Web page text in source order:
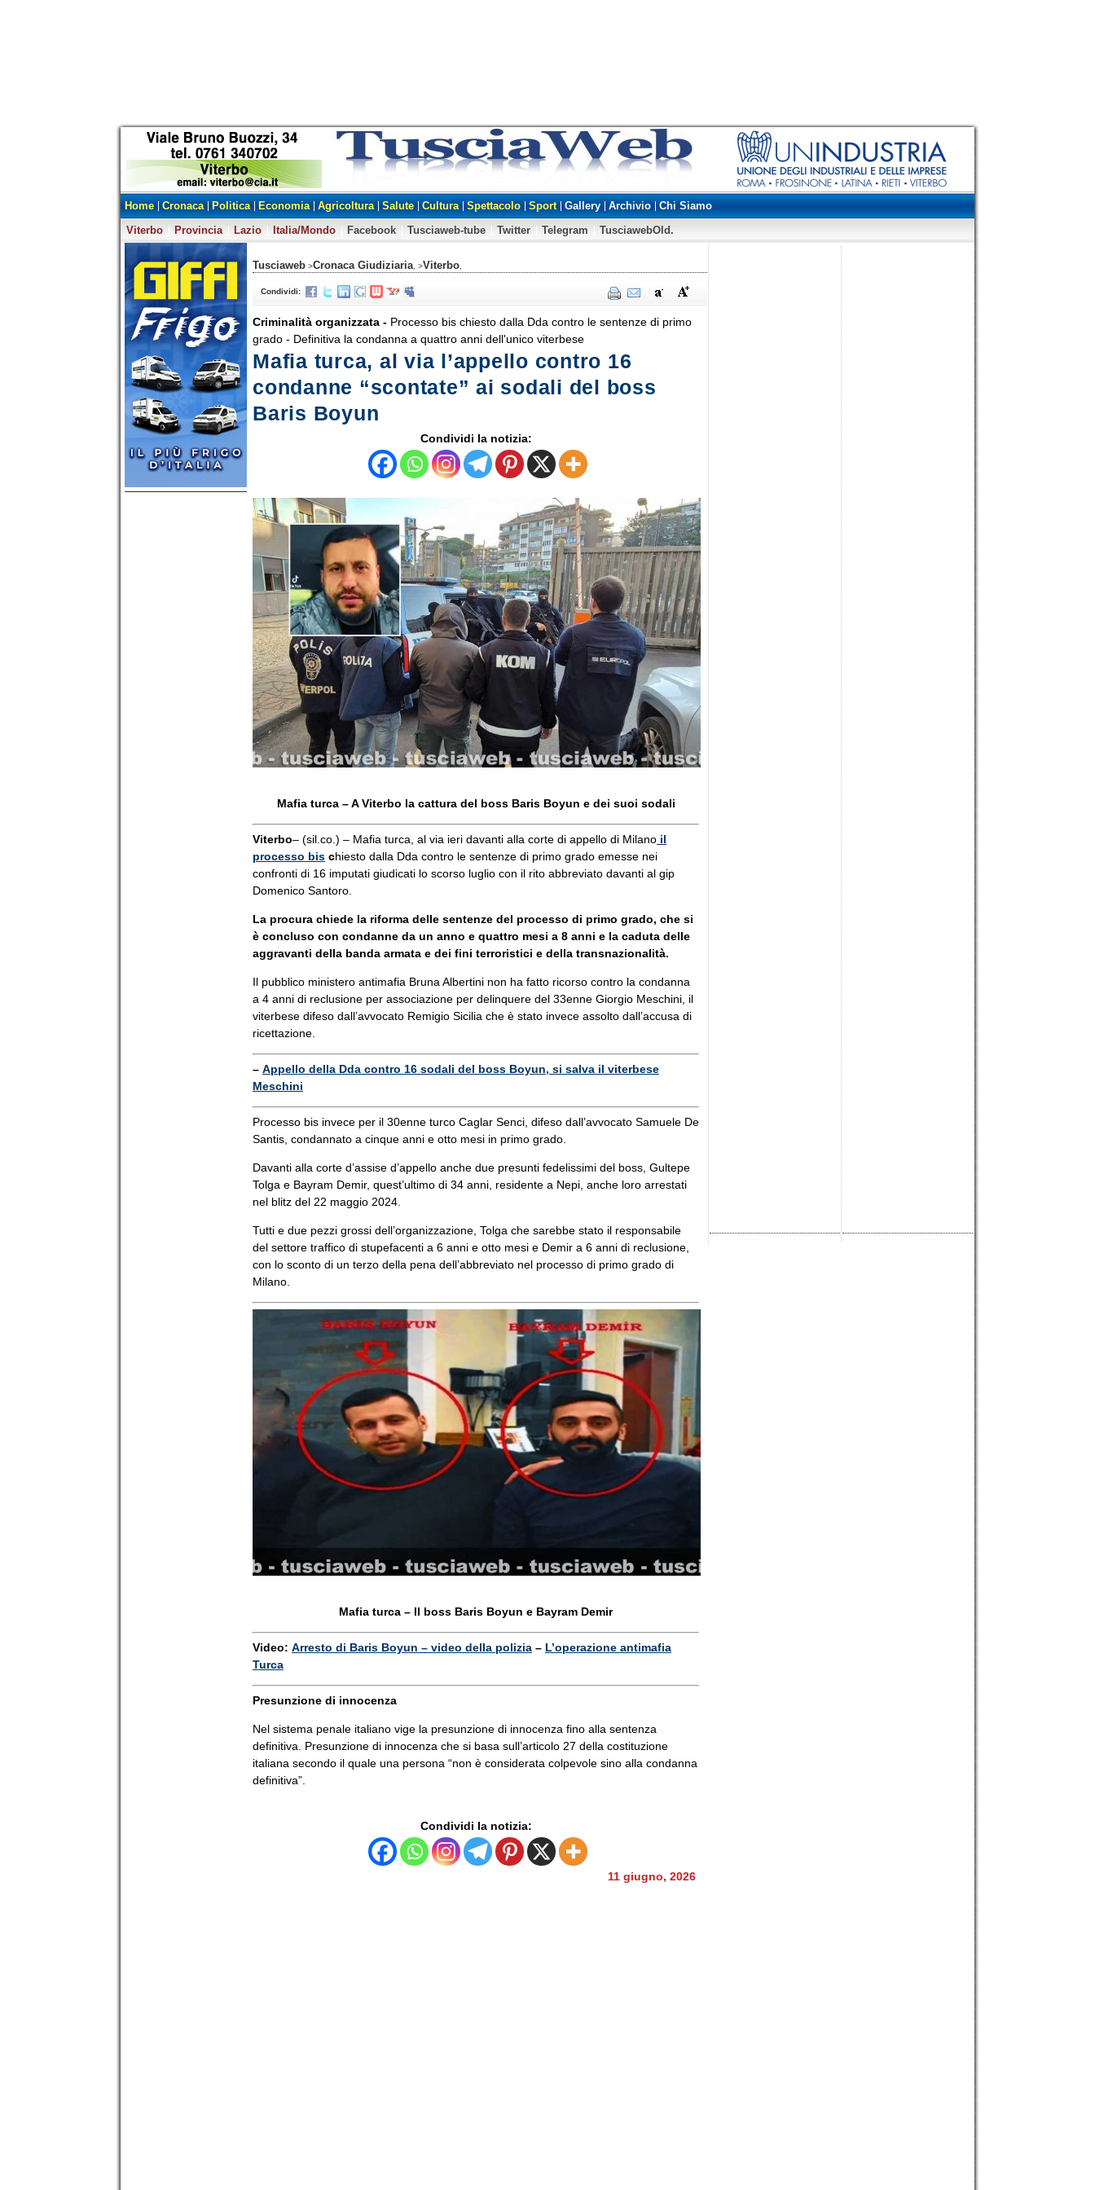
Home Cronaca Politica Economia Agricoltura Salute Cultura Spettacolo Sport Gallery Archivio
Chi Siamo
Viterbo
Provincia Lazio Italia/Mondo Facebook Tusciaweb-tube Twitter Telegram TusciawebOld.
Tusciaweb >Cronaca Giudiziaria , >Viterbo
Condividi:
Criminalità organizzata - Processo bis chiesto dalla Dda contro le sentenze di primo
grado - Definitiva la condanna a quattro anni dell'unico viterbese
Mafia turca, al via l’appello contro 16
condanne “scontate” ai sodali del boss
Baris Boyun
Condividi la notizia:
Mafia turca – A Viterbo la cattura del boss Baris Boyun e dei suoi sodali
Viterbo– (sil.co.) – Mafia turca, al via ieri davanti alla corte di appello di Milano il
processo bis chiesto dalla Dda contro le sentenze di primo grado emesse nei
confronti di 16 imputati giudicati lo scorso luglio con il rito abbreviato davanti al gip
Domenico Santoro.
La procura chiede la riforma delle sentenze del processo di primo grado, che si
è concluso con condanne da un anno e quattro mesi a 8 anni e la caduta delle
aggravanti della banda armata e dei fini terroristici e della transnazionalità.
Il pubblico ministero antimafia Bruna Albertini non ha fatto ricorso contro la condanna
a 4 anni di reclusione per associazione per delinquere del 33enne Giorgio Meschini, il
viterbese difeso dall’avvocato Remigio Sicilia che è stato invece assolto dall’accusa di
ricettazione.
– Appello della Dda contro 16 sodali del boss Boyun, si salva il viterbese
Meschini
Processo bis invece per il 30enne turco Caglar Senci, difeso dall’avvocato Samuele De
Santis, condannato a cinque anni e otto mesi in primo grado.
Davanti alla corte d’assise d’appello anche due presunti fedelissimi del boss, Gultepe
Tolga e Bayram Demir, quest’ultimo di 34 anni, residente a Nepi, anche loro arrestati
nel blitz del 22 maggio 2024.
Tutti e due pezzi grossi dell’organizzazione, Tolga che sarebbe stato il responsabile
del settore traffico di stupefacenti a 6 anni e otto mesi e Demir a 6 anni di reclusione,
con lo sconto di un terzo della pena dell’abbreviato nel processo di primo grado di
Milano.
Mafia turca – Il boss Baris Boyun e Bayram Demir
Video: Arresto di Baris Boyun – video della polizia – L’operazione antimafia
Turca
Presunzione di innocenza
Nel sistema penale italiano vige la presunzione di innocenza fino alla sentenza
definitiva. Presunzione di innocenza che si basa sull’articolo 27 della costituzione
italiana secondo il quale una persona “non è considerata colpevole sino alla condanna
definitiva”.
Condividi la notizia:
11 giugno, 2026